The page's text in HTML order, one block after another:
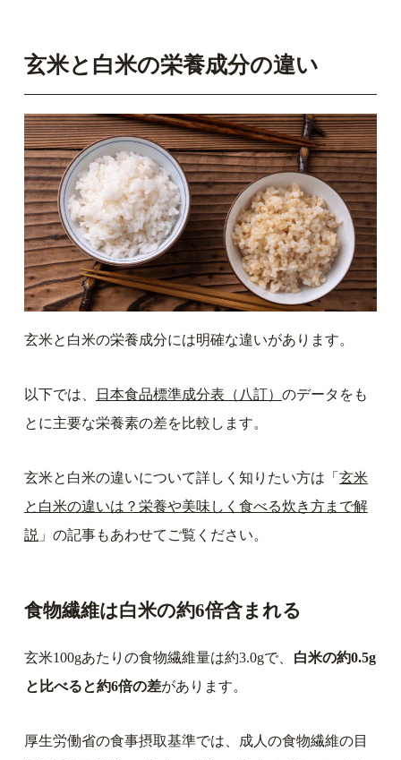
玄米と白米の栄養成分の違い
玄米と白米の栄養成分には明確な違いがあります。
以下では、 日本食品標準成分表（八訂）のデータをも
とに主要な栄養素の差を比較します。
玄米と白米の違いについて詳しく知りたい方は「玄米
と白米の違いは？栄養や美味しく食べる炊き方まで解
説 」の記事もあわせてご覧ください。
食物繊維は白米の約6倍含まれる
玄米100gあたりの食物繊維量は約3.0gで、
白米の約0.5g
と比べると約6倍の差があります。
厚生労働省の食事摂取基準では、成人の食物繊維の目